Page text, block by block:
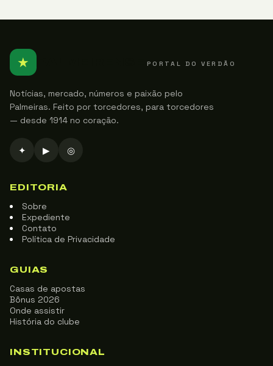
★ PORTAL DO VERDÃO
Notícias, mercado, números e paixão pelo
Palmeiras. Feito por torcedores, para torcedores
— desde 1914 no coração.
✦ ▶ ◎
EDITORIA
Sobre
Expediente
Contato
Política de Privacidade
GUIAS
Casas de apostas
Bônus 2026
Onde assistir
História do clube
INSTITUCIONAL